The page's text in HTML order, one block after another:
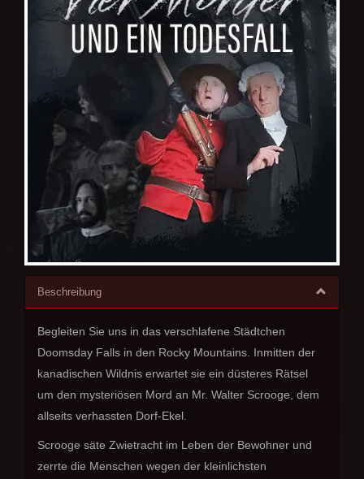
Beschreibung
Begleiten Sie uns in das verschlafene Städtchen
Doomsday Falls in den Rocky Mountains. Inmitten der
kanadischen Wildnis erwartet sie ein düsteres Rätsel
um den mysteriösen Mord an Mr. Walter Scrooge, dem
allseits verhassten Dorf-Ekel.
Scrooge säte Zwietracht im Leben der Bewohner und
zerrte die Menschen wegen der kleinlichsten